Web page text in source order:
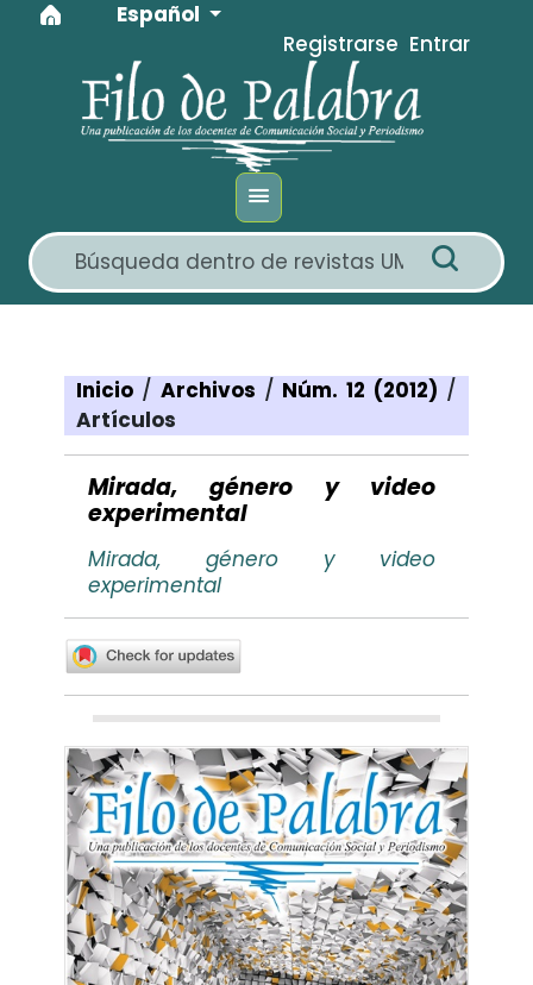
Ir al menú de navegación principal
Ir al contenido principal
Ir al pie de página del sitio
Idioma
Español
Registrarse Entrar
Inicio / Archivos / Núm. 12 (2012) /
Artículos
Mirada, género y video
experimental
Mirada, género y video
experimental